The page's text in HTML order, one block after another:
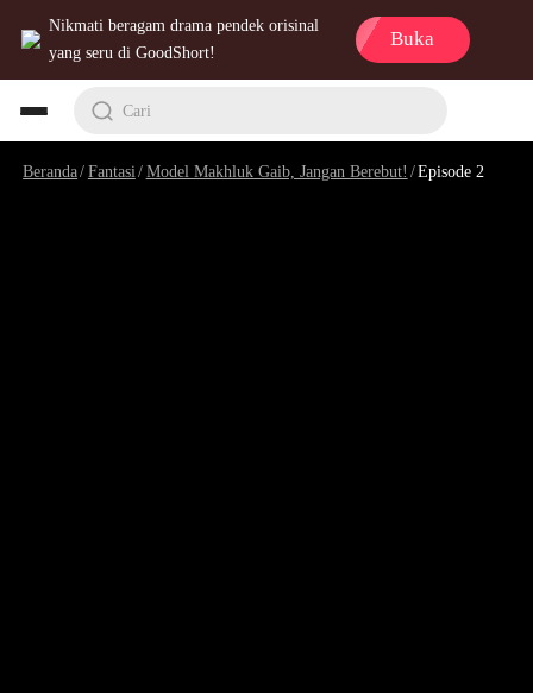
Nikmati beragam drama pendek orisinal
yang seru di GoodShort!
Buka
Cari
Beranda/Fantasi /Model Makhluk Gaib, Jangan Berebut! /Episode 2